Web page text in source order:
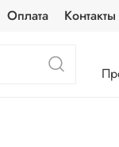
Оплата Контакты